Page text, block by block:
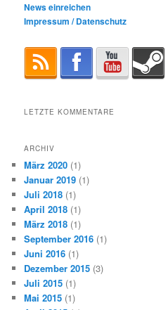
News einreichen
Impressum / Datenschutz
LETZTE KOMMENTARE
ARCHIV
März 2020 (1)
Januar 2019 (1)
Juli 2018 (1)
April 2018 (1)
März 2018 (1)
September 2016 (1)
Juni 2016 (1)
Dezember 2015 (3)
Juli 2015 (1)
Mai 2015 (1)